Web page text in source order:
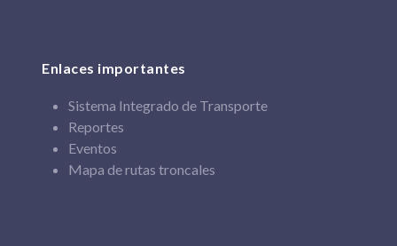
Enlaces importantes
Sistema Integrado de Transporte
Reportes
Eventos
Mapa de rutas troncales